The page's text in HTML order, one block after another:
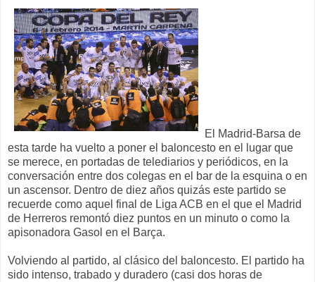
El Madrid-Barsa de
esta tarde ha vuelto a poner el baloncesto en el lugar que
se merece, en portadas de telediarios y periódicos, en la
conversación entre dos colegas en el bar de la esquina o en
un ascensor. Dentro de diez años quizás este partido se
recuerde como aquel final de Liga ACB en el que el Madrid
de Herreros remontó diez puntos en un minuto o como la
apisonadora Gasol en el Barça.
Volviendo al partido, al clásico del baloncesto. El partido ha
sido intenso, trabado y duradero (casi dos horas de